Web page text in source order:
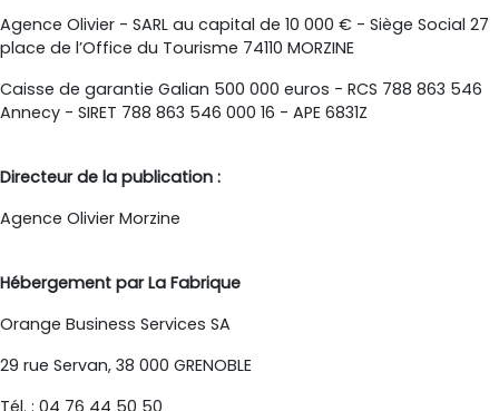
Agence Olivier - SARL au capital de 10 000 € - Siège Social 27
place de l’Office du Tourisme 74110 MORZINE
Caisse de garantie Galian 500 000 euros - RCS 788 863 546
Annecy - SIRET 788 863 546 000 16 - APE 6831Z
Directeur de la publication :
Agence Olivier Morzine
Hébergement par La Fabrique
Orange Business Services SA
29 rue Servan, 38 000 GRENOBLE